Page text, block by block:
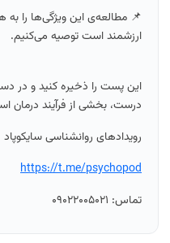
📌 مطالعه‌ی این ویژگی‌ها را
ارزشمند است توصیه می‌کنیم.
این پست را ذخیره کنید و در
درست، بخشی از فرآیند درمان
رویدادهای روانشناسی سایکوپاد
https://t.me/psychopod
تماس: ۰۹۰۲۲۰۰۵۰۲۱